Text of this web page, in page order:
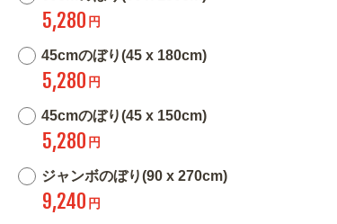
5,280 円
45cmのぼり(45 x 180cm)
5,280 円
45cmのぼり(45 x 150cm)
5,280 円
ジャンボのぼり(90 x 270cm)
9,240 円